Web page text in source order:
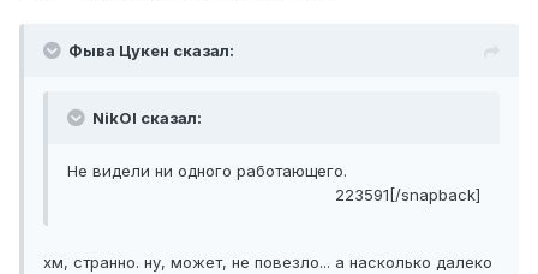
Фыва Цукен сказал:
NikOl сказал:
Не видели ни одного работающего.
223591[/snapback]
хм, странно. ну, может, не повезло... а насколько далеко